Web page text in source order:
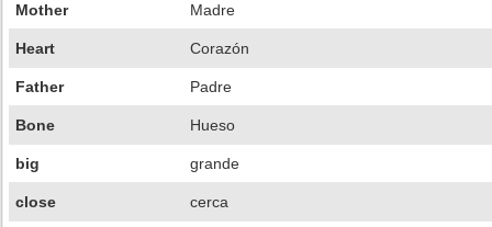
Mother Madre
Heart Corazón
Father Padre
Bone Hueso
big grande
close cerca